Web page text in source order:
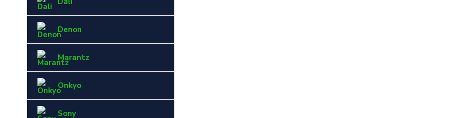
Denon
Marantz
Onkyo
Sony